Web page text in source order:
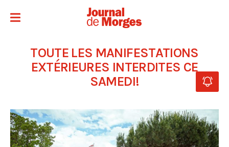
TOUTE LES MANIFESTATIONS
EXTÉRIEURES INTERDITES CE
SAMEDI!